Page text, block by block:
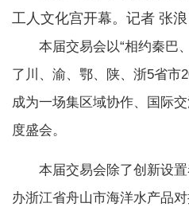
工人文化宫开幕。记者 张
本届交易会以“相约秦巴、
了川、渝、鄂、陕、浙5省市
成为一场集区域协作、国际
度盛会。
本届交易会除了创新设置
办浙江省舟山市海洋水产品